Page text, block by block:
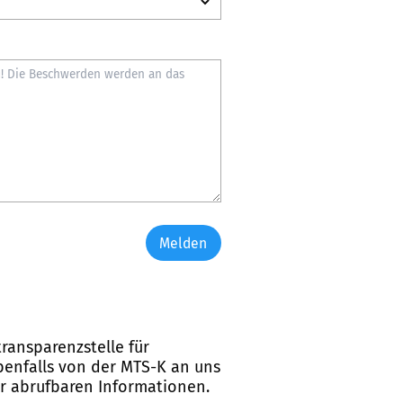
Melden
für
von der MTS-K an uns
abrufbaren Informationen.